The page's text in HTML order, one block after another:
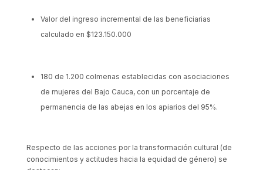
Valor del ingreso incremental de las beneficiarias
calculado en $123.150.000
180 de 1.200 colmenas establecidas con asociaciones
de mujeres del Bajo Cauca, con un porcentaje de
permanencia de las abejas en los apiarios del 95%.
Respecto de las acciones por la transformación cultural (de
conocimientos y actitudes hacia la equidad de género) se